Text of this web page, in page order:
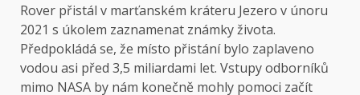
Rover přistál v marťanském kráteru Jezero v únoru
2021 s úkolem zaznamenat známky života.
Předpokládá se, že místo přistání bylo zaplaveno
vodou asi před 3,5 miliardami let. Vstupy odborníků
mimo NASA by nám konečně mohly pomoci začít